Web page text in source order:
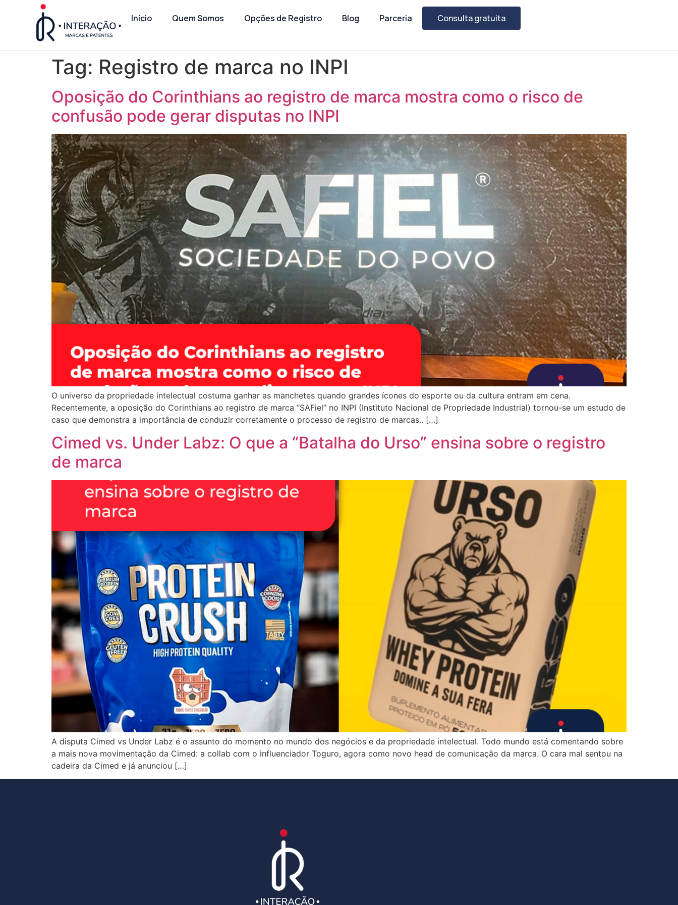
Início Quem Somos Opções de Registro Blog Parceria Consulta gratuita
Tag: Registro de marca no INPI
Oposição do Corinthians ao registro de marca mostra como o risco de
confusão pode gerar disputas no INPI
O universo da propriedade intelectual costuma ganhar as manchetes quando grandes ícones do esporte ou da cultura entram em cena.
Recentemente, a oposição do Corinthians ao registro de marca “SAFiel” no INPI (Instituto Nacional de Propriedade Industrial) tornou-se um estudo de
caso que demonstra a importância de conduzir corretamente o processo de registro de marcas.. […]
Cimed vs. Under Labz: O que a “Batalha do Urso” ensina sobre o registro
de marca
A disputa Cimed vs Under Labz é o assunto do momento no mundo dos negócios e da propriedade intelectual. Todo mundo está comentando sobre
a mais nova movimentação da Cimed: a collab com o influenciador Toguro, agora como novo head de comunicação da marca. O cara mal sentou na
cadeira da Cimed e já anunciou […]